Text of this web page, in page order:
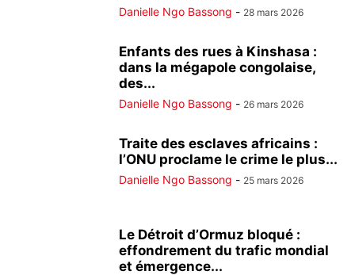
Danielle Ngo Bassong - 28 mars 2026
Enfants des rues à Kinshasa :
dans la mégapole congolaise,
des...
Danielle Ngo Bassong - 26 mars 2026
Traite des esclaves africains :
l’ONU proclame le crime le plus...
Danielle Ngo Bassong - 25 mars 2026
Le Détroit d’Ormuz bloqué :
effondrement du trafic mondial
et émergence...